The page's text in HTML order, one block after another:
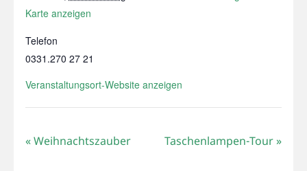
Karte anzeigen
Telefon
0331.270 27 21
Veranstaltungsort-Website anzeigen
«Weihnachtszauber Taschenlampen-Tour»